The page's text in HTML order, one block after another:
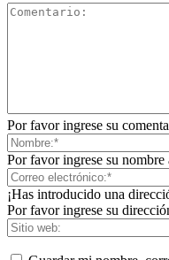
Por favor ingrese su
Por favor ingrese su nombre
¡Has introducido una
Por favor ingrese su